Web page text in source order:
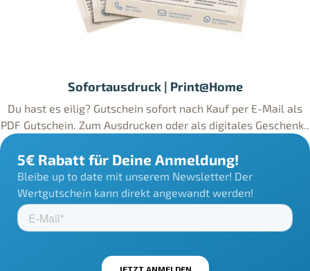
Sofortausdruck | Print@Home
Du hast es eilig? Gutschein sofort nach Kauf per E-Mail als
PDF Gutschein. Zum Ausdrucken oder als digitales Geschenk..
5€ Rabatt für Deine Anmeldung!
Bleibe up to date mit unserem Newsletter! Der
Wertgutschein kann direkt angewandt werden!